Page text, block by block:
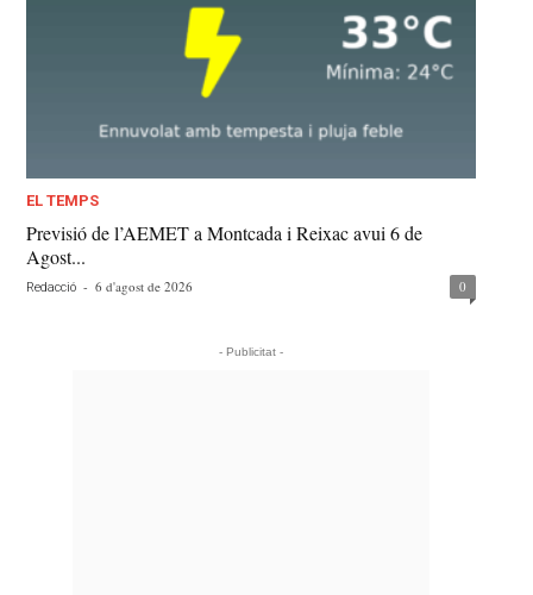
EL TEMPS
Previsió de l’AEMET a Montcada i Reixac avui 6 de
Agost...
Redacció - 6 d'agost de 2026 0
- Publicitat -